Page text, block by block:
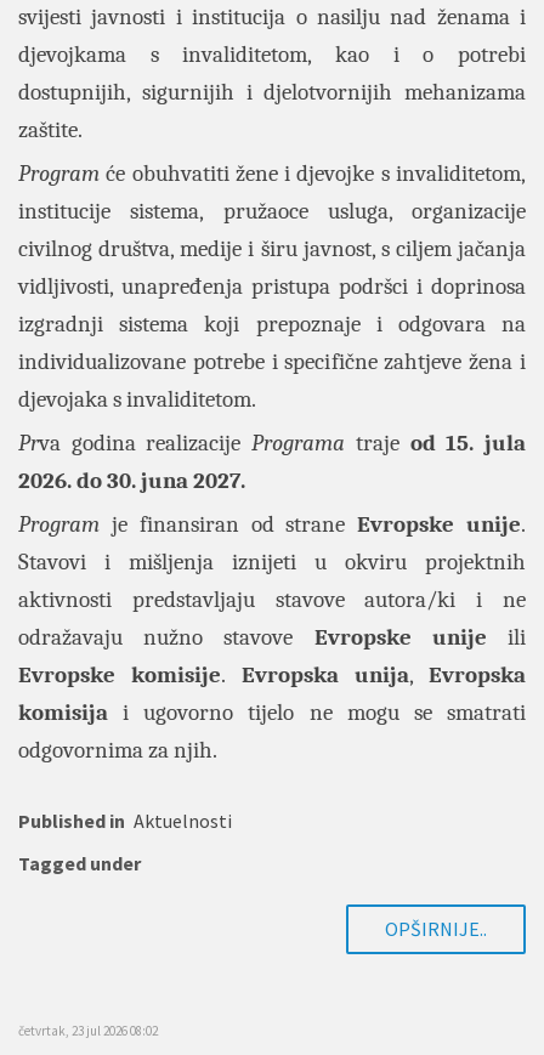
svijesti javnosti i institucija o nasilju nad ženama i
djevojkama s invaliditetom, kao i o potrebi
dostupnijih, sigurnijih i djelotvornijih mehanizama
zaštite.
Program će obuhvatiti žene i djevojke s invaliditetom,
institucije sistema, pružaoce usluga, organizacije
civilnog društva, medije i širu javnost, s ciljem jačanja
vidljivosti, unapređenja pristupa podršci i doprinosa
izgradnji sistema koji prepoznaje i odgovara na
individualizovane potrebe i specifične zahtjeve žena i
djevojaka s invaliditetom.
Prva godina realizacijePrograma traje od 15. jula
2026. do 30. juna 2027.
Program je finansiran od straneEvropske unije.
Stavovi i mišljenja iznijeti u okviru projektnih
aktivnosti predstavljaju stavove autora/ki i ne
odražavaju nužno stavove Evropske unije ili
Evropske komisije. Evropska unija, Evropska
komisija i ugovorno tijelo ne mogu se smatrati
odgovornima za njih.
Published in Aktuelnosti
Tagged under
OPŠIRNIJE..
četvrtak, 23 jul 2026 08:02